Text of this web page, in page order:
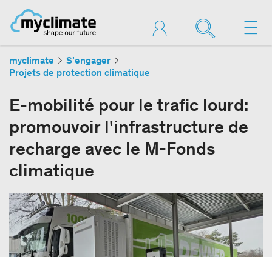
myclimate
S’engager
Projets de protection climatique
E-mobilité pour le trafic lourd:
promouvoir l'infrastructure de
recharge avec le M-Fonds
climatique